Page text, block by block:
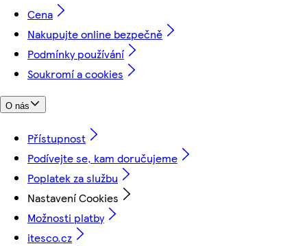
Cena
Nakupujte online bezpečně
Podmínky používání
Soukromí a cookies
O nás
Přístupnost
Podívejte se, kam doručujeme
Poplatek za službu
Nastavení Cookies
Možnosti platby
itesco.cz